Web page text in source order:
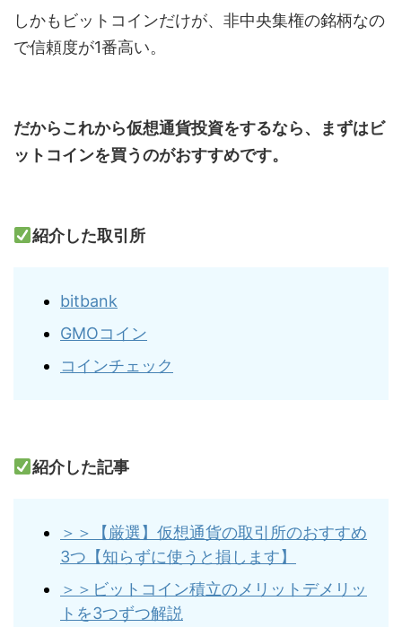
しかもビットコインだけが、非中央集権の銘柄なの
で信頼度が1番高い。
だからこれから仮想通貨投資をするなら、まずはビ
ットコインを買うのがおすすめです。
紹介した取引所
bitbank
GMOコイン
コインチェック
紹介した記事
＞＞【厳選】仮想通貨の取引所のおすすめ
3つ【知らずに使うと損します】
＞＞ビットコイン積立のメリットデメリッ
トを3つずつ解説